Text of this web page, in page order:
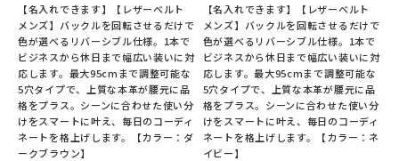
【名入れできます】【レザーベルト
メンズ】バックルを回転させるだけで
色が選べるリバーシブル仕様。1本で
ビジネスから休日まで幅広い装いに対
応します。最大95cmまで調整可能な
5穴タイプで、上質な本革が腰元に品
格をプラス。シーンに合わせた使い分
けをスマートに叶え、毎日のコーディ
ネートを格上げします。【カラー：ダ
ークブラウン】
【名入れできます】【レザーベルト
メンズ】バックルを回転させるだけで
色が選べるリバーシブル仕様。1本で
ビジネスから休日まで幅広い装いに対
応します。最大95cmまで調整可能な
5穴タイプで、上質な本革が腰元に品
格をプラス。シーンに合わせた使い分
けをスマートに叶え、毎日のコーディ
ネートを格上げします。【カラー：ネ
イビー】